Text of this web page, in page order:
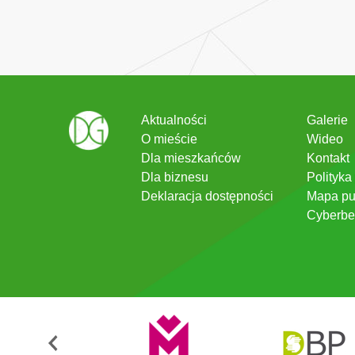
Aktualności
O mieście
Dla mieszkańców
Dla biznesu
Deklaracja dostępności
Galerie
Wideo
Kontakt
Mapa